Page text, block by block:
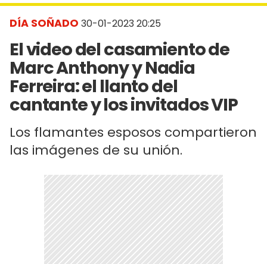
DÍA SOÑADO 30-01-2023 20:25
El video del casamiento de
Marc Anthony y Nadia
Ferreira: el llanto del
cantante y los invitados VIP
Los flamantes esposos compartieron
las imágenes de su unión.